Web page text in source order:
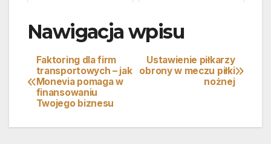
Nawigacja wpisu
Ustawienie piłkarzy
obrony w meczu piłki
nożnej
Faktoring dla firm
transportowych – jak
Monevia pomaga w
finansowaniu
Twojego biznesu